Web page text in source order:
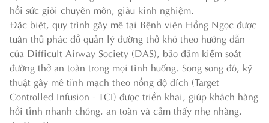
hồi sức giỏi chuyên môn, giàu kinh nghiệm.
Đặc biệt, quy trình gây mê tại Bệnh viện Hồng Ngọc được
tuân thủ phác đồ quản lý đường thở khó theo hướng dẫn
của Difficult Airway Society (DAS), bảo đảm kiểm soát
đường thở an toàn trong mọi tình huống. Song song đó, kỹ
thuật gây mê tĩnh mạch theo nồng độ đích (Target
Controlled Infusion - TCI) được triển khai, giúp khách hàng
hồi tỉnh nhanh chóng, an toàn và cảm thấy nhẹ nhàng,